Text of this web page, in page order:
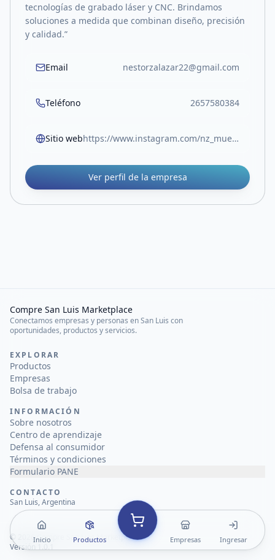
tecnologías de grabado láser y CNC. Brindamos
soluciones a medida que combinan diseño, precisión
y calidad.”
Email nestorzalazar22@gmail.com
Teléfono 2657580384
Sitio web https://www.instagram.com/nz_mueble_y_diseno?igsh=MXFyMXJ3NjYydGM4eg==
Ver perfil de la empresa
Inicio Productos Empresas Ingresar
Compre San Luis Marketplace
Conectamos empresas y personas en San Luis con
oportunidades, productos y servicios.
EXPLORAR
Productos
Empresas
Bolsa de trabajo
INFORMACIÓN
Sobre nosotros
Centro de aprendizaje
Defensa al consumidor
Términos y condiciones
Formulario PANE
CONTACTO
San Luis, Argentina
© 2026Compre San Luis Marketplace
Versión 1.0.1